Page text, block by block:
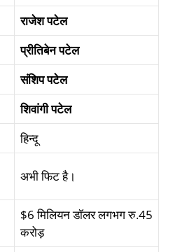
राजेश पटेल
प्रीतिबेन पटेल
संशिप पटेल
शिवांगी पटेल
हिन्दू
अभी फिट है।
$6 मिलियन डॉलर लगभग रु.45
करोड़